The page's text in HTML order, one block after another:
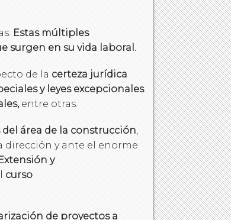
Estas múltiples
surgen en su vida laboral.
de la certeza jurídica
y leyes excepcionales
entre otras.
área de la construcción,
dirección y ante el enorme
y
curso
de proyectos a